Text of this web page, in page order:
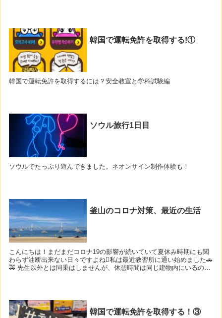
韓国で運転免許を取得する!①
韓国で運転免許を取得するには？安全教室と学科試験編
ソウル旅行1日目
ソウルでたっぷり遊んできました。ネオンサイン制作体験も！
釜山のコロナ対策、最近の生活
こんにちは！まだまだコロナ19の影響が続いていて夏休み時期にも関
わらず油断出来ない日々ですよね私は最近教習所に通い始めました🚗
🚕 先生以外とは同乗はしませんが、休憩時間は同じ建物内にいるので
韓国で運転免許を取得する！③